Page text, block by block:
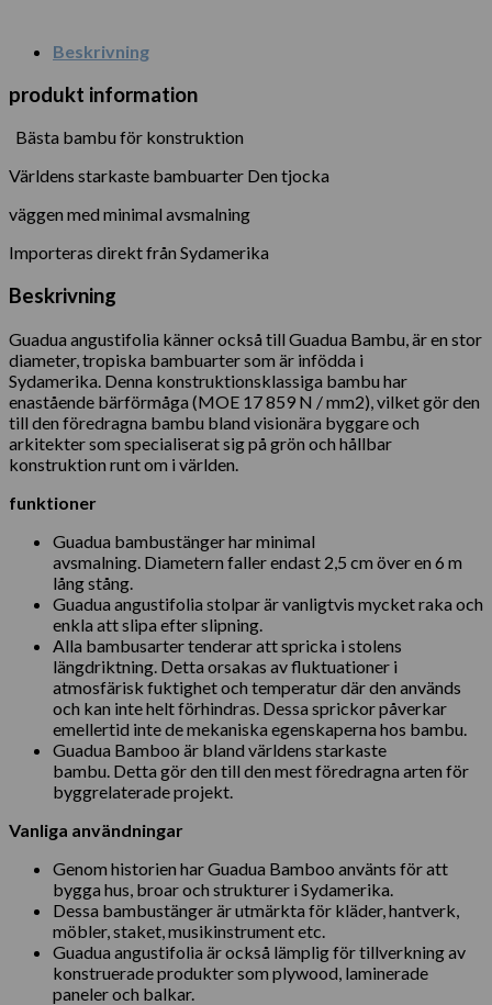
Beskrivning
produkt information
Bästa bambu för konstruktion
Världens starkaste bambuarter Den tjocka
väggen med minimal avsmalning
Importeras direkt från Sydamerika
Beskrivning
Guadua angustifolia känner också till Guadua Bambu, är en stor
diameter, tropiska bambuarter som är infödda i
Sydamerika. Denna konstruktionsklassiga bambu har
enastående bärförmåga (MOE 17 859 N / mm2), vilket gör den
till den föredragna bambu bland visionära byggare och
arkitekter som specialiserat sig på grön och hållbar
konstruktion runt om i världen.
funktioner
Guadua bambustänger har minimal
avsmalning. Diametern faller endast 2,5 cm över en 6 m
lång stång.
Guadua angustifolia stolpar är vanligtvis mycket raka och
enkla att slipa efter slipning.
Alla bambusarter tenderar att spricka i stolens
längdriktning. Detta orsakas av fluktuationer i
atmosfärisk fuktighet och temperatur där den används
och kan inte helt förhindras. Dessa sprickor påverkar
emellertid inte de mekaniska egenskaperna hos bambu.
Guadua Bamboo är bland världens starkaste
bambu. Detta gör den till den mest föredragna arten för
byggrelaterade projekt.
Vanliga användningar
Genom historien har Guadua Bamboo använts för att
bygga hus, broar och strukturer i Sydamerika.
Dessa bambustänger är utmärkta för kläder, hantverk,
möbler, staket, musikinstrument etc.
Guadua angustifolia är också lämplig för tillverkning av
konstruerade produkter som plywood, laminerade
paneler och balkar.